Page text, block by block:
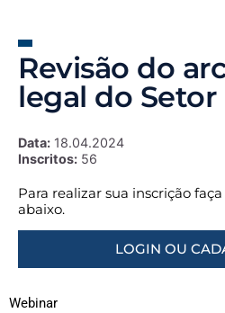
Revisão do
legal do
Data: 18.04.2024
Inscritos: 56
Para realizar sua inscrição
abaixo.
LOGIN OU
Webinar